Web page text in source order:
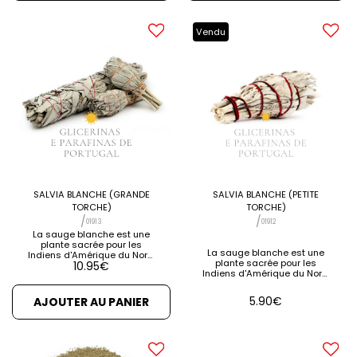
SALVIA BLANCHE (GRANDE
TORCHE)
/01913
La sauge blanche est une
plante sacrée pour les
Indiens d'Amérique du Nord.
Il pousse à l'état sauvage
des États-Unis jusqu'au
Nouveau-Mexique. Son
pouvoir nettoyant et purifiant
est énorme! Brûler une seule
avec son arôme unique,
10.95€
AJOUTER AU PANIER
Vendu
SALVIA BLANCHE (PETITE
TORCHE)
/01912
La sauge blanche est une
plante sacrée pour les
Indiens d'Amérique du Nord.
Brûler une seule feuille de
Sauge Blanche parfume
l'environnement avec son
5.90€